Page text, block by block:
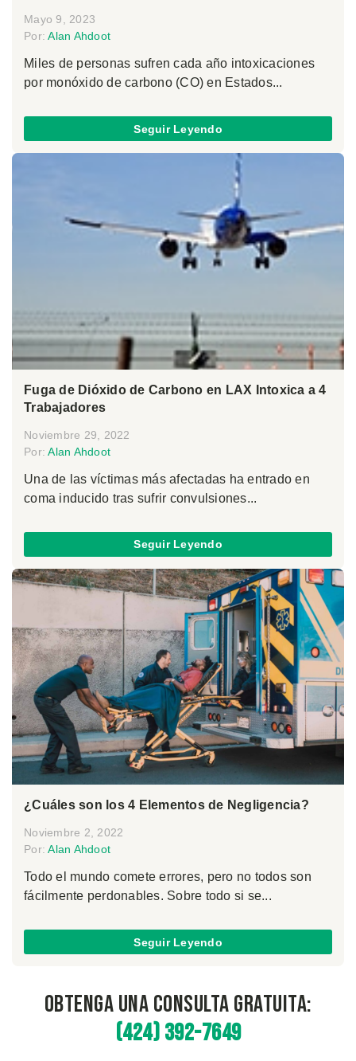
Mayo 9, 2023
Por:Alan Ahdoot
Miles de personas sufren cada año intoxicaciones
por monóxido de carbono (CO) en Estados...
Seguir Leyendo
Fuga de Dióxido de Carbono en LAX Intoxica a 4
Trabajadores
Noviembre 29, 2022
Por:Alan Ahdoot
Una de las víctimas más afectadas ha entrado en
coma inducido tras sufrir convulsiones...
Seguir Leyendo
¿Cuáles son los 4 Elementos de Negligencia?
Noviembre 2, 2022
Por:Alan Ahdoot
Todo el mundo comete errores, pero no todos son
fácilmente perdonables. Sobre todo si se...
Seguir Leyendo
Obtenga una Consulta Gratuita:
(424) 392-7649